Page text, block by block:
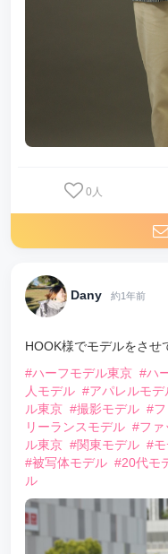
0 人
Dany 約1年前
HOOK様でモデルをさせ
#ハーフモデル東京 #ハ
人モデル #アパレルモデ
ル東京 #撮影モデル #
リーランスモデル #ファ
ル東京 #関東モデル #
#被写体モデル #20代モ
ル